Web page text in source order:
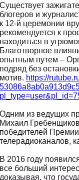
Существует
блогеров и
к 12-й церемонии
рекомендуется к
находиться в
Благотворное
опытным путем –
подряд без
мотив. https://
Одним из ведущих
Михаил
победителей
телерадиоканалов,
В 2016 году
все больший
доказывая, что